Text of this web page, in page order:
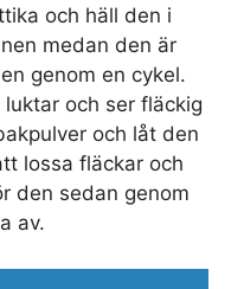
och häll den i
medan den är
genom en cykel.
och ser fläckig
och låt den
lossa fläckar och
den sedan genom
av.